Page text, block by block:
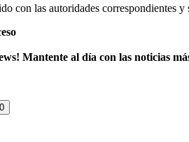
con las autoridades correspondientes
Mantente al día con las noticias
0